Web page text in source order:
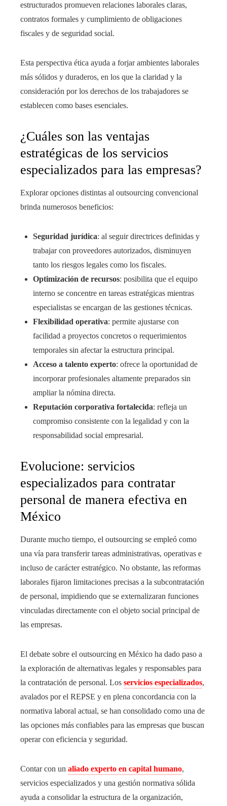
estructurados promueven relaciones laborales claras,
contratos formales y cumplimiento de obligaciones
fiscales y de seguridad social.
Esta perspectiva ética ayuda a forjar ambientes laborales
más sólidos y duraderos, en los que la claridad y la
consideración por los derechos de los trabajadores se
establecen como bases esenciales.
¿Cuáles son las ventajas
estratégicas de los servicios
especializados para las empresas?
Explorar opciones distintas al outsourcing convencional
brinda numerosos beneficios:
Seguridad jurídica: al seguir directrices definidas y
trabajar con proveedores autorizados, disminuyen
tanto los riesgos legales como los fiscales.
Optimización de recursos: posibilita que el equipo
interno se concentre en tareas estratégicas mientras
especialistas se encargan de las gestiones técnicas.
Flexibilidad operativa: permite ajustarse con
facilidad a proyectos concretos o requerimientos
temporales sin afectar la estructura principal.
Acceso a talento experto: ofrece la oportunidad de
incorporar profesionales altamente preparados sin
ampliar la nómina directa.
Reputación corporativa fortalecida: refleja un
compromiso consistente con la legalidad y con la
responsabilidad social empresarial.
Evolucione: servicios
especializados para contratar
personal de manera efectiva en
México
Durante mucho tiempo, el outsourcing se empleó como
una vía para transferir tareas administrativas, operativas e
incluso de carácter estratégico. No obstante, las reformas
laborales fijaron limitaciones precisas a la subcontratación
de personal, impidiendo que se externalizaran funciones
vinculadas directamente con el objeto social principal de
las empresas.
El debate sobre el outsourcing en México ha dado paso a
la exploración de alternativas legales y responsables para
la contratación de personal. Los servicios especializados,
avalados por el REPSE y en plena concordancia con la
normativa laboral actual, se han consolidado como una de
las opciones más confiables para las empresas que buscan
operar con eficiencia y seguridad.
Contar con un aliado experto en capital humano,
servicios especializados y una gestión normativa sólida
ayuda a consolidar la estructura de la organización,